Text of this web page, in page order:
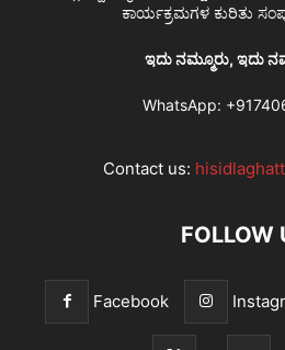
ಕಾರ್ಯಕ್ರಮಗಳ ಕುರಿತು
ಇದು ನಮ್ಮೂರು, ಇದು
WhatsApp:
Contact us:
FOLLOW
Facebook